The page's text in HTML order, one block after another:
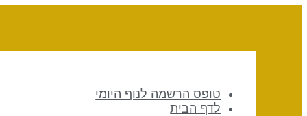
טופס הרשמה לנוף היומי
לדף הבית